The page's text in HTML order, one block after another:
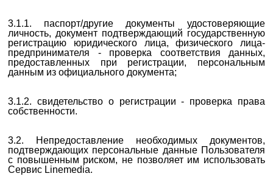
3.1.1. паспорт/другие документы удостоверяющие
личность, документ подтверждающий государственную
регистрацию юридического лица, физического лица-
предпринимателя - проверка соответствия данных,
предоставленных при регистрации, персональным
данным из официального документа;
3.1.2. свидетельство о регистрации - проверка права
собственности.
3.2. Непредоставление необходимых документов,
подтверждающих персональные данные Пользователя
с повышенным риском, не позволяет им использовать
Сервис Linemedia.